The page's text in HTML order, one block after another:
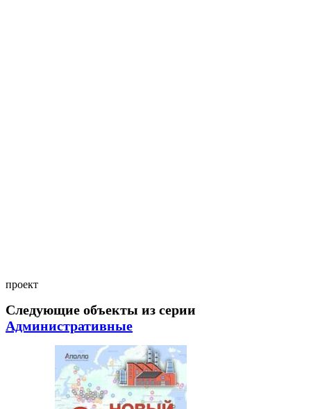
проект
Следующие объекты из серии
Административные